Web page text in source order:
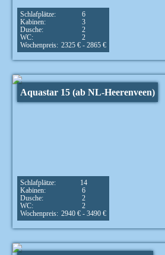
Schlafplätze:
6
Kabinen:
3
Dusche:
2
WC:
2
Wochenpreis: 2325 € - 2865 €
Aquastar 15 (ab NL-Heerenveen)
Schlafplätze:
14
Kabinen:
6
Dusche:
2
WC:
2
Wochenpreis: 2940 € - 3490 €